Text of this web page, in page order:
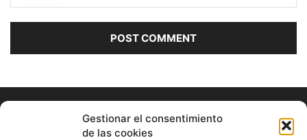
Gestionar el consentimiento
de las cookies